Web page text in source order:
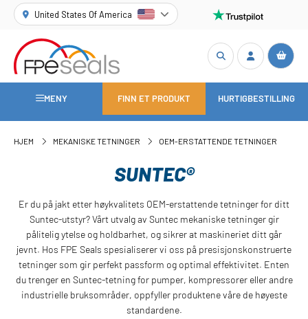
United States Of America
MENY FINN ET PRODUKT HURTIGBESTILLING
HJEM MEKANISKE TETNINGER OEM-ERSTATTENDE TETNINGER
SUNTEC®
Er du på jakt etter høykvalitets OEM-erstattende tetninger for ditt
Suntec-utstyr? Vårt utvalg av Suntec mekaniske tetninger gir
pålitelig ytelse og holdbarhet, og sikrer at maskineriet ditt går
jevnt. Hos FPE Seals spesialiserer vi oss på presisjonskonstruerte
tetninger som gir perfekt passform og optimal effektivitet. Enten
du trenger en Suntec-tetning for pumper, kompressorer eller andre
industrielle bruksområder, oppfyller produktene våre de høyeste
standardene.